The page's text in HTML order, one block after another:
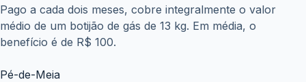
Pago a cada dois meses, cobre integralmente o valor
médio de um botijão de gás de 13 kg. Em média, o
benefício é de R$ 100.
Pé-de-Meia